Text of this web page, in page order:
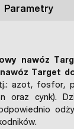
Parametry
nawóz
nawóz Target
azot, fosfor,
oraz cynk).